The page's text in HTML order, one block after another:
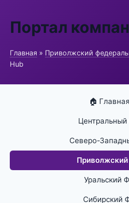
Портал
Главная » Приволжский
Hub
🏠 Главная
Северо-
Уральский
Сибирский